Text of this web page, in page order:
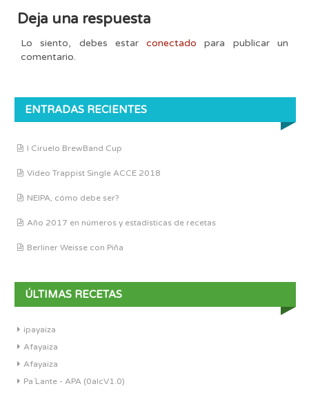
Deja una respuesta
Lo siento, debes estarconectado para publicar un
comentario.
ENTRADAS RECIENTES
I Ciruelo BrewBand Cup
Vídeo Trappist Single ACCE 2018
NEIPA, cómo debe ser?
Año 2017 en números y estadísticas de recetas
Berliner Weisse con Piña
ÚLTIMAS RECETAS
ipayaiza
Afayaiza
Afayaiza
Pa´Lante - APA (0alcV1.0)